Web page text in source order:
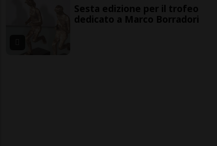
Sesta edizione per il trofeo
dedicato a Marco Borradori